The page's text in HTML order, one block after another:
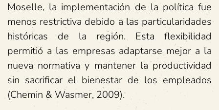
Moselle, la implementación de la política fue
menos restrictiva debido a las particularidades
históricas de la región. Esta flexibilidad
permitió a las empresas adaptarse mejor a la
nueva normativa y mantener la productividad
sin sacrificar el bienestar de los empleados
(Chemin & Wasmer, 2009).